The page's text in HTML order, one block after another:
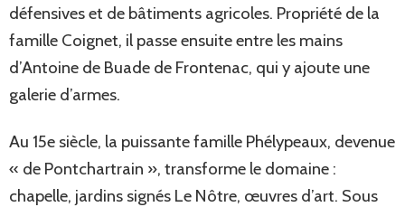
défensives et de bâtiments agricoles. Propriété de la
famille Coignet, il passe ensuite entre les mains
d’Antoine de Buade de Frontenac, qui y ajoute une
galerie d’armes.
Au 15e siècle, la puissante famille Phélypeaux, devenue
« de Pontchartrain », transforme le domaine :
chapelle, jardins signés Le Nôtre, œuvres d’art. Sous